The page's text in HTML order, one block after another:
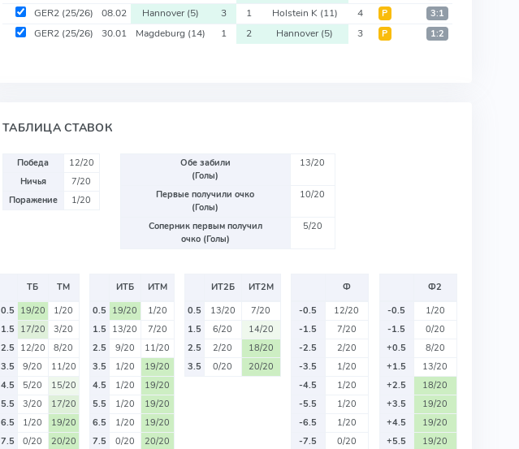
GER2 (25/26) 08.02 Hannover(5) 3 1 Holstein K (11) 4 Р 3:1
GER2 (25/26) 30.01 Magdeburg (14) 1 2 Hannover(5) 3 Р 1:2
ТАБЛИЦА СТАВОК
Победа
12/20
Ничья
7/20
Поражение
1/20
Обе забили
(Голы)
13/20
Первые получили очко
(Голы)
10/20
Соперник первым получил
очко (Голы)
5/20
ТБ
ТМ
0.5 19/20
1/20
1.5 17/20
3/20
2.5 12/20
8/20
3.5
9/20
11/20
4.5
5/20
15/20
5.5
3/20
17/20
6.5
1/20
19/20
7.5
0/20 20/20
ИТБ
ИТМ
0.5 19/20
1/20
1.5 13/20
7/20
2.5
9/20
11/20
3.5
1/20
19/20
4.5
1/20
19/20
5.5
1/20
19/20
6.5
1/20
19/20
7.5
0/20 20/20
ИТ2Б
ИТ2М
0.5
13/20
7/20
1.5
6/20
14/20
2.5
2/20
18/20
3.5
0/20 20/20
Ф
-0.5
12/20
-1.5
7/20
-2.5
2/20
-3.5
1/20
-4.5
1/20
-5.5
1/20
-6.5
1/20
-7.5
0/20
Ф2
-0.5
1/20
-1.5
0/20
+0.5
8/20
+1.5
13/20
+2.5
18/20
+3.5
19/20
+4.5
19/20
+5.5
19/20